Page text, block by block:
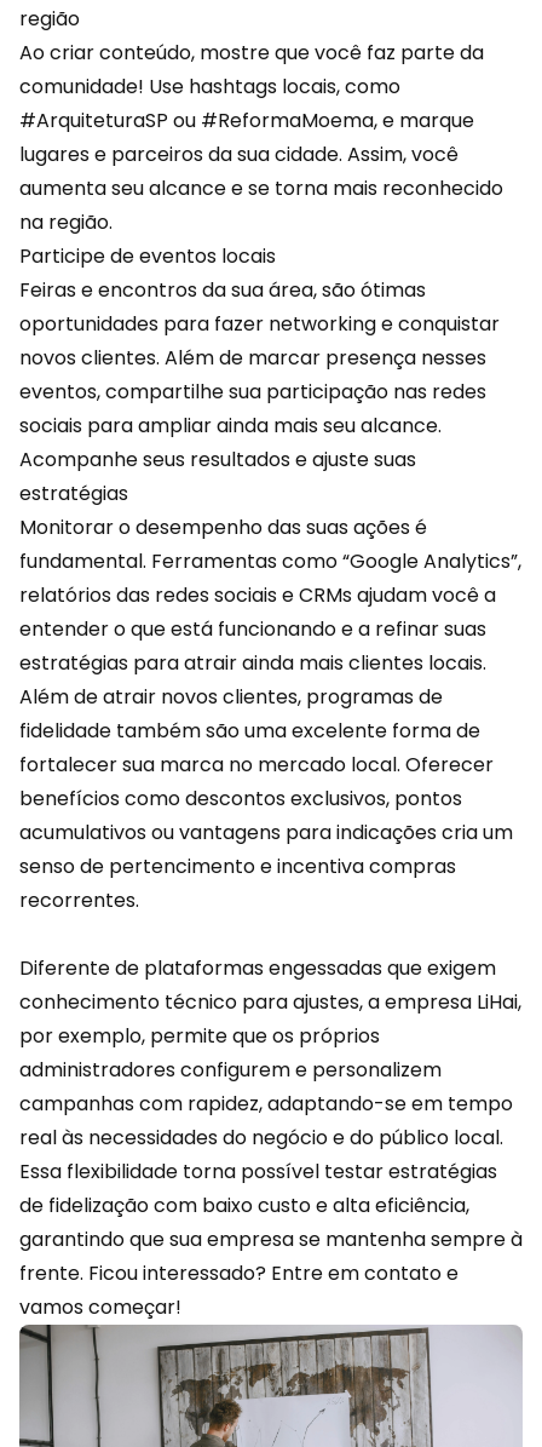
região
Ao criar conteúdo, mostre que você faz parte da
comunidade! Use hashtags locais, como
#ArquiteturaSP ou #ReformaMoema, e marque
lugares e parceiros da sua cidade. Assim, você
aumenta seualcancee se torna mais reconhecido
na região.
Participe de eventos locais
Feiras e encontros da sua área, são ótimas
oportunidades para fazer networking e conquistar
novos clientes. Além de marcar presença nesses
eventos, compartilhe sua participação nas redes
sociais para ampliar ainda mais seu alcance.
Acompanhe seus resultados e ajuste suas
estratégias
Monitorar o desempenho das suas ações é
fundamental. Ferramentas como “Google Analytics”,
relatórios das redes sociais e CRMs ajudam você a
entender o que está funcionando e a refinar suas
estratégias para atrair ainda mais clientes locais.
Além de atrair novos clientes, programas de
fidelidade também são uma excelente forma de
fortalecer sua marca no mercado local. Oferecer
benefícios como descontos exclusivos, pontos
acumulativos ou vantagens para indicações cria um
senso de pertencimento e incentiva compras
recorrentes.
Diferente de plataformas engessadas que exigem
conhecimento técnico para ajustes, a empresa LiHai,
por exemplo, permite que os próprios
administradores configurem e personalizem
campanhas com rapidez, adaptando-se em tempo
real às necessidades do negócio e do público local.
Essa flexibilidade torna possível testar estratégias
de fidelização com baixo custo e alta eficiência,
garantindo que sua empresa se mantenha sempre à
frente. Ficou interessado? Entre em contatoe
vamos começar!